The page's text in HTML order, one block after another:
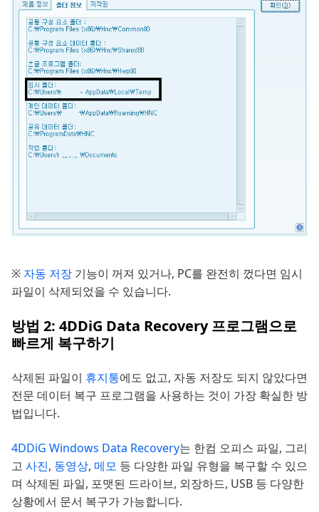
※ 자동 저장 기능이 꺼져 있거나, PC를 완전히 껐다면 임시
파일이 삭제되었을 수 있습니다.
방법 2: 4DDiG Data Recovery 프로그램으로
빠르게 복구하기
삭제된 파일이 휴지통에도 없고, 자동 저장도 되지 않았다면
전문 데이터 복구 프로그램을 사용하는 것이 가장 확실한 방
법입니다.
4DDiG Windows Data Recovery는 한컴 오피스 파일, 그리
고 사진, 동영상, 메모 등 다양한 파일 유형을 복구할 수 있으
며 삭제된 파일, 포맷된 드라이브, 외장하드, USB 등 다양한
상황에서 문서 복구가 가능합니다.